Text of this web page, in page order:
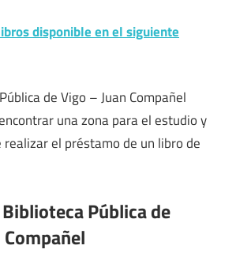
disponible en el siguiente
de Vigo – Juan Compañel
una zona para el estudio y
el préstamo de un libro de
Pública de